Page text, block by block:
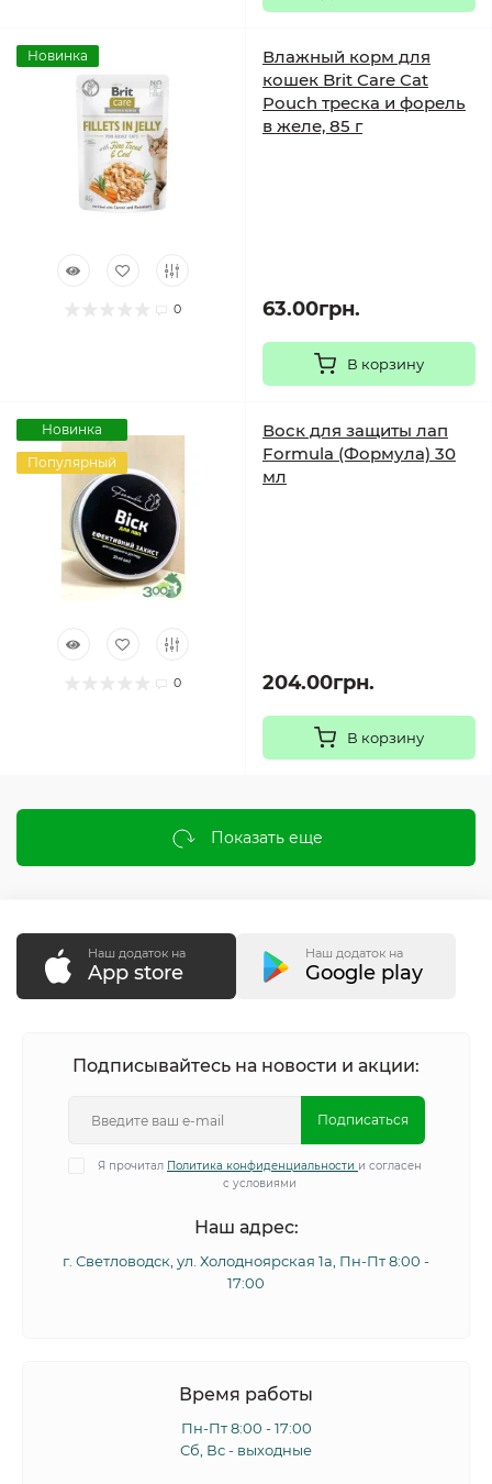
Новинка
0
Влажный корм для
кошек Brit Care Cat
Pouch треска и форель
в желе, 85 г
63.00грн.
В корзину
Новинка
Популярный
0
Воск для защиты лап
Formula (Формула) 30
мл
204.00грн.
В корзину
Показать еще
Наш додаток на
App store
Наш додаток на
Google play
Подписывайтесь на новости и акции:
Подписаться
Я прочитал Политика конфиденциальности и согласен
с условиями
Наш адрес:
г. Светловодск, ул. Холодноярская 1а, Пн-Пт 8:00 -
17:00
Время работы
Пн-Пт 8:00 - 17:00
Сб, Вс - выходные